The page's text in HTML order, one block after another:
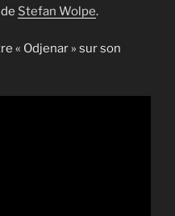
Stefan Wolpe.
« Odjenar » sur son